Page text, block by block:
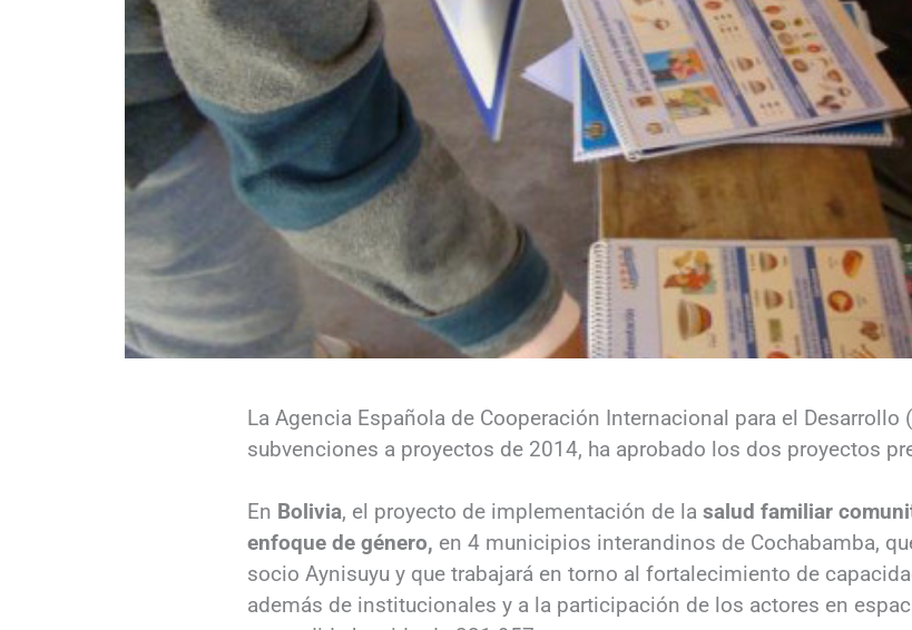
La Agencia Española de Cooperación Internacional para el Desarrollo
subvenciones a proyectos de 2014, ha aprobado los dos proyectos
En Bolivia, el proyecto de implementación de la salud familiar
enfoque de género, en 4 municipios interandinos de Cochabamba,
socio Aynisuyu y que trabajará en torno al fortalecimiento de
además de institucionales y a la participación de los actores en